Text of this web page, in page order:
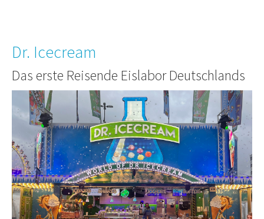
Dr. Icecream
Das erste Reisende Eislabor Deutschlands